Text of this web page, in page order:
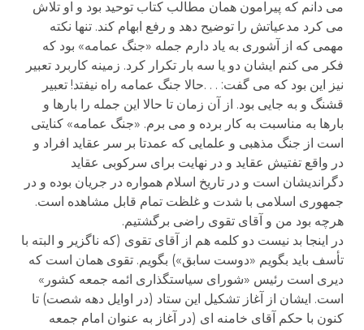
می دانم که پیرامون همان مطالب کتاب توحید بود و او تلاش
می کرد مدعیاتش را توضیح دهد و رفع ابهام کند. تنها نکته
مهمی که از آشوری به یاد دارم جمله «جنگ عمامه» بود که
فکر می کنم ایشان دو یا سه بار تکرار کرد. زمینه کاربرد تعبیر
نیز این بود که می گفت: . . .حالا جنگ عمامه راه نیفتد! تعبیر
قشنگ و به جایی بود. از آن زمان تا حالا این جمله را بارها و
بارها به مناسبت به کار برده و می برم. «جنگ عمامه» کنایتی
است از جنگ مذهبی و علمایی که عمدتا بر سر عقاید افراد و
در واقع تفتیش عقاید و در نهایت برای سرکوبی عقاید
دگراندیشان است و در تاریخ اسلام همواره در جریان بوده و در
جمهوری اسلامی با شدت و غلظت تمام قابل مشاهده است.
هرچه بود من و آقای تقوی راضی برگشتیم.
در اینجا بد نیست دو کلمه هم از آقای تقوی (که ناگزیر و البته با
تأسف باید بگویم «دوست سابق») بگویم. تقوی همان است که
دیری است رئیس «شورای سیاستگذاری ائمه جمعه کشور»
است. ایشان از آغاز تشکیل این ستاد (در اوایل دهه شصت) تا
کنون با حکم آقای خامنه ای (در آغاز به عنوان امام جمعه